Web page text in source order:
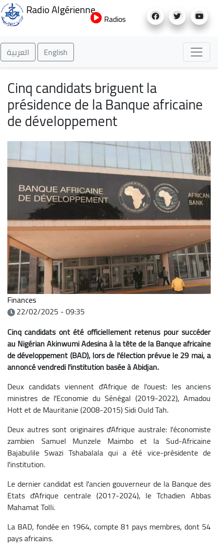
au
Radio Algérienne
Radios
العربية English
Cinq candidats briguent la
présidence de la Banque africaine
de développement
Finances
22/02/2025 - 09:35
Cinq candidats ont été officiellement retenus pour succéder
au Nigérian Akinwumi Adesina à la tête de la Banque africaine
de développement (BAD), lors de l'élection prévue le 29 mai, a
annoncé vendredi l'institution basée à Abidjan.
Deux candidats viennent d'Afrique de l'ouest: les anciens
ministres de l'Economie du Sénégal (2019-2022), Amadou
Hott et de Mauritanie (2008-2015) Sidi Ould Tah.
Deux autres sont originaires d'Afrique australe: l'économiste
zambien Samuel Munzele Maimbo et la Sud-Africaine
Bajabulile Swazi Tshabalala qui a été vice-présidente de
l'institution.
Le dernier candidat est l'ancien gouverneur de la Banque des
Etats d'Afrique centrale (2017-2024), le Tchadien Abbas
Mahamat Tolli.
La BAD, fondée en 1964, compte 81 pays membres, dont 54
pays africains.